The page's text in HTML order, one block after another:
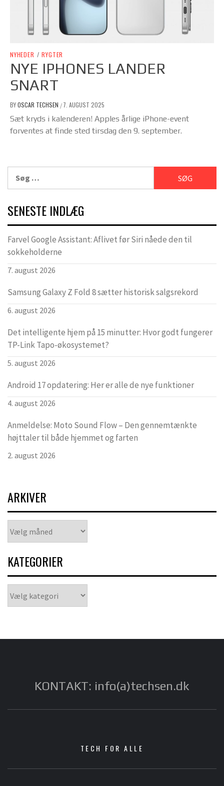
NYHEDER / RYGTER
NYE IPHONES LANDER
SNART
BYOSCAR TECHSEN / 7. AUGUST 2025
Sæt kryds i kalenderen! Apples årlige iPhone-event
forventes at finde sted tirsdag den 9. september.
efter:
SENESTE INDLÆG
Farvel Google Assistant: Aflivet før Siri nåede den til
sokkeholderne
7. august 2026
Samsung Galaxy Z Fold 8 sætter historisk salgsrekord
6. august 2026
Det intelligente hjem på 15 minutter: Hvor godt fungerer
TP-Link Tapo-økosystemet?
5. august 2026
Android 17 opdatering: Her er alle de nye funktioner
4. august 2026
Anmeldelse: Moto Sound Flow – Den gennemtænkte
højttaler til både hjemmet og farten
2. august 2026
ARKIVER
KATEGORIER
KONTAKT: info(a)techsen.dk
TECH FOR ALLE